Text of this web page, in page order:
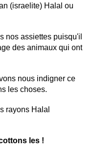
(israelite) Halal ou
nos assiettes puisqu'il
des animaux qui ont
nous indigner ce
les choses.
rayons Halal
les !